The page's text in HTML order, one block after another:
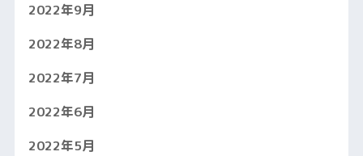
2022年9月
2022年8月
2022年7月
2022年6月
2022年5月